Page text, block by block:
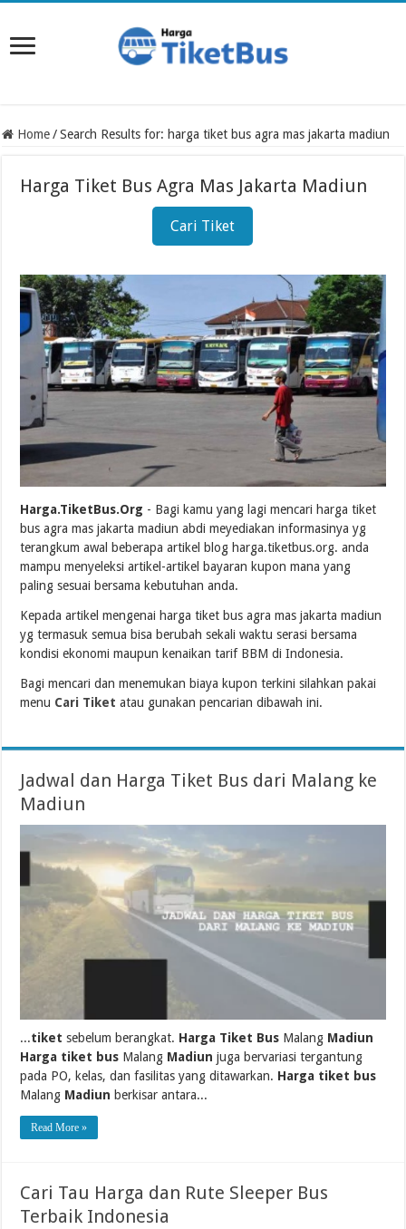
Home / Search Results for: harga tiket bus agra mas jakarta madiun
Harga Tiket Bus Agra Mas Jakarta Madiun
Cari Tiket
Harga.TiketBus.Org - Bagi kamu yang lagi mencari harga tiket
bus agra mas jakarta madiun abdi meyediakan informasinya yg
terangkum awal beberapa artikel blog harga.tiketbus.org. anda
mampu menyeleksi artikel-artikel bayaran kupon mana yang
paling sesuai bersama kebutuhan anda.
Kepada artikel mengenai harga tiket bus agra mas jakarta madiun
yg termasuk semua bisa berubah sekali waktu serasi bersama
kondisi ekonomi maupun kenaikan tarif BBM di Indonesia.
Bagi mencari dan menemukan biaya kupon terkini silahkan pakai
menu Cari Tiket atau gunakan pencarian dibawah ini.
Jadwal dan Harga Tiket Bus dari Malang ke
Madiun
...tiket sebelum berangkat. Harga Tiket Bus Malang Madiun
Harga tiket bus Malang Madiun juga bervariasi tergantung
pada PO, kelas, dan fasilitas yang ditawarkan. Harga tiket bus
Malang Madiun berkisar antara...
Read More »
Cari Tau Harga dan Rute Sleeper Bus
Terbaik Indonesia